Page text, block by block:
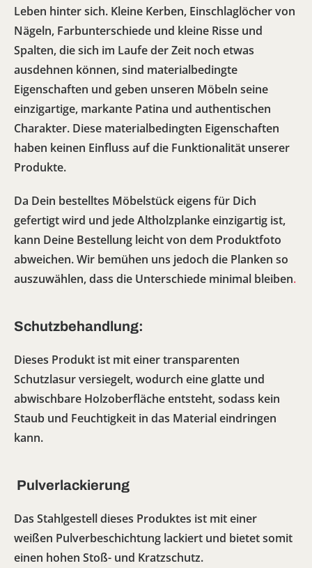
Leben hinter sich. Kleine Kerben, Einschlaglöcher von
Nägeln, Farbunterschiede und kleine Risse und
Spalten, die sich im Laufe der Zeit noch etwas
ausdehnen können, sind materialbedingte
Eigenschaften und geben unseren Möbeln seine
einzigartige, markante Patina und authentischen
Charakter. Diese materialbedingten Eigenschaften
haben keinen Einfluss auf die Funktionalität unserer
Produkte.
Da Dein bestelltes Möbelstück eigens für Dich
gefertigt wird und jede Altholzplanke einzigartig ist,
kann Deine Bestellung leicht von dem Produktfoto
abweichen. Wir bemühen uns jedoch die Planken so
auszuwählen, dass die Unterschiede minimal bleiben.
Schutzbehandlung:
Dieses Produkt ist mit einer transparenten
Schutzlasur versiegelt, wodurch eine glatte und
abwischbare Holzoberfläche entsteht, sodass kein
Staub und Feuchtigkeit in das Material eindringen
kann.
Pulverlackierung
Das Stahlgestell dieses Produktes ist mit einer
weißen Pulverbeschichtung lackiert und bietet somit
einen hohen Stoß- und Kratzschutz.